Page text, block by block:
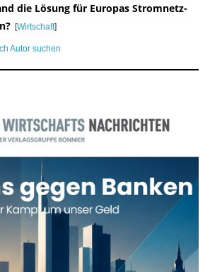
die Lösung für Europas Stromnetz-
[Wirtschaft]
Autor suchen